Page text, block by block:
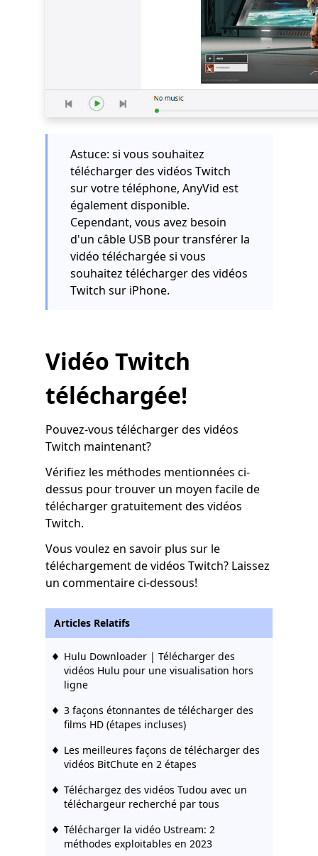
Astuce: si vous souhaitez
télécharger des vidéos Twitch
sur votre téléphone, AnyVid est
également disponible.
Cependant, vous avez besoin
d'un câble USB pour transférer la
vidéo téléchargée si vous
souhaitez télécharger des vidéos
Twitch sur iPhone.
Vidéo Twitch
téléchargée!
Pouvez-vous télécharger des vidéos
Twitch maintenant?
Vérifiez les méthodes mentionnées ci-
dessus pour trouver un moyen facile de
télécharger gratuitement des vidéos
Twitch.
Vous voulez en savoir plus sur le
téléchargement de vidéos Twitch? Laissez
un commentaire ci-dessous!
Articles Relatifs
Hulu Downloader | Télécharger des
vidéos Hulu pour une visualisation hors
ligne
3 façons étonnantes de télécharger des
films HD (étapes incluses)
Les meilleures façons de télécharger des
vidéos BitChute en 2 étapes
Téléchargez des vidéos Tudou avec un
téléchargeur recherché par tous
Télécharger la vidéo Ustream: 2
méthodes exploitables en 2023